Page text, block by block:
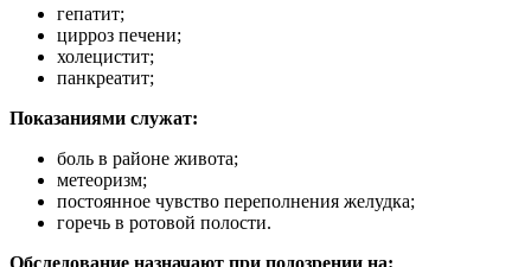
гепатит;
цирроз печени;
холецистит;
панкреатит;
Показаниями служат:
боль в районе живота;
метеоризм;
постоянное чувство переполнения желудка;
горечь в ротовой полости.